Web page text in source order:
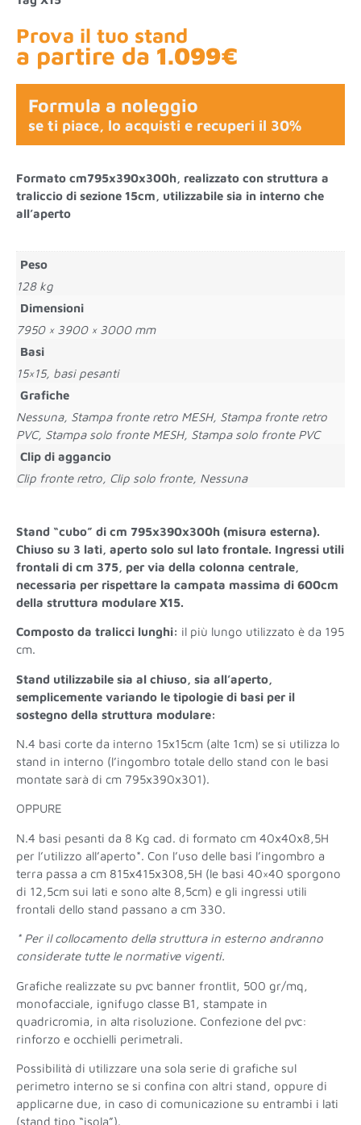
Prova il tuo stand
a partire da 1.099€
Formula a noleggio
se ti piace, lo acquisti e recuperi il 30%
Formato cm795x390x300h, realizzato con struttura a
traliccio di sezione 15cm, utilizzabile sia in interno che
all’aperto
Peso
128 kg
Dimensioni
7950 × 3900 × 3000 mm
Basi
15×15, basi pesanti
Grafiche
Nessuna, Stampa fronte retro MESH, Stampa fronte retro
PVC, Stampa solo fronte MESH, Stampa solo fronte PVC
Clip di aggancio
Clip fronte retro, Clip solo fronte, Nessuna
Stand “cubo” di cm 795x390x300h (misura esterna).
Chiuso su 3 lati, aperto solo sul lato frontale. Ingressi utili
frontali di cm 375, per via della colonna centrale,
necessaria per rispettare la campata massima di 600cm
della struttura modulare X15.
Composto da tralicci lunghi: il più lungo utilizzato è da 195
cm.
Stand utilizzabile sia al chiuso, sia all’aperto,
semplicemente variando le tipologie di basi per il
sostegno della struttura modulare:
N.4 basi corte da interno 15x15cm (alte 1cm) se si utilizza lo
stand in interno (l’ingombro totale dello stand con le basi
montate sarà di cm 795x390x301).
OPPURE
N.4 basi pesanti da 8 Kg cad. di formato cm 40x40x8,5H
per l’utilizzo all’aperto*. Con l’uso delle basi l’ingombro a
terra passa a cm 815x415x308,5H (le basi 40×40 sporgono
di 12,5cm sui lati e sono alte 8,5cm) e gli ingressi utili
frontali dello stand passano a cm 330.
* Per il collocamento della struttura in esterno andranno
considerate tutte le normative vigenti.
Grafiche realizzate su pvc banner frontlit, 500 gr/mq,
monofacciale, ignifugo classe B1, stampate in
quadricromia, in alta risoluzione. Confezione del pvc:
rinforzo e occhielli perimetrali.
Possibilità di utilizzare una sola serie di grafiche sul
perimetro interno se si confina con altri stand, oppure di
applicarne due, in caso di comunicazione su entrambi i lati
(stand tipo “isola”).